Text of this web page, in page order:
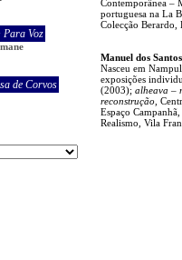
Para Voz
de Corvos
Contemporânea –
portuguesa na La
Colecção Berardo,
Manuel dos
Nasceu em
exposições
(2003); alheava –
reconstrução ,
Espaço
Realismo, Vila